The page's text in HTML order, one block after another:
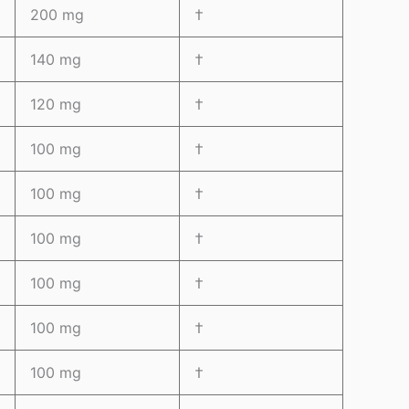
200 mg †
140 mg †
120 mg †
100 mg †
100 mg †
100 mg †
100 mg †
100 mg †
100 mg †